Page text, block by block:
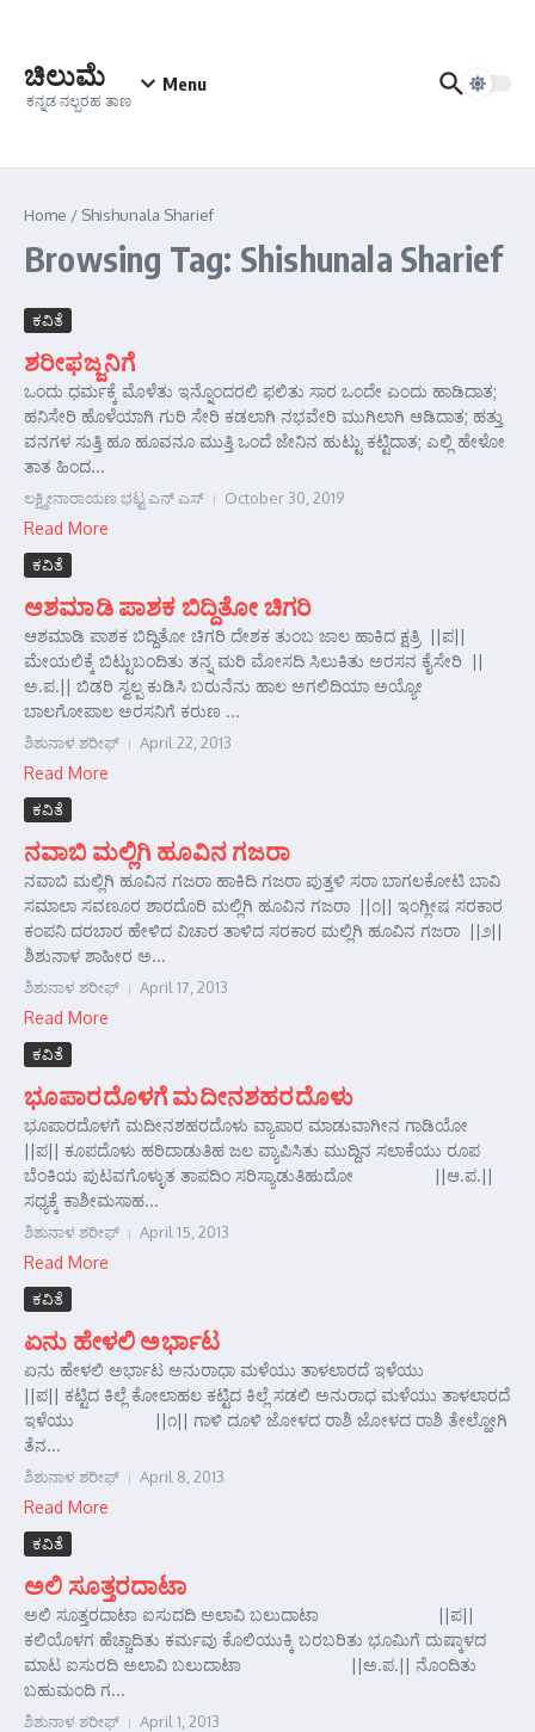
ಚಿಲುಮೆ
ಕನ್ನಡ ನಲ್ಬರಹ ತಾಣ
Menu
Home / Shishunala Sharief
Browsing Tag: Shishunala Sharief
ಕವಿತೆ
ಶರೀಫಜ್ಜನಿಗೆ
ಒಂದು ಧರ್ಮಕ್ಕೆ ಮೊಳೆತು ಇನ್ನೊಂದರಲಿ ಫಲಿತು ಸಾರ ಒಂದೇ ಎಂದು ಹಾಡಿದಾತ;
ಹನಿಸೇರಿ ಹೊಳೆಯಾಗಿ ಗುರಿ ಸೇರಿ ಕಡಲಾಗಿ ನಭವೇರಿ ಮುಗಿಲಾಗಿ ಆಡಿದಾತ; ಹತ್ತು
ವನಗಳ ಸುತ್ತಿ ಹೂ ಹೂವನೂ ಮುತ್ತಿ ಒಂದೆ ಜೇನಿನ ಹುಟ್ಟು ಕಟ್ಟಿದಾತ; ಎಲ್ಲಿ ಹೇಳೋ
ತಾತ ಹಿಂದ...
ಲಕ್ಷ್ಮೀನಾರಾಯಣ ಭಟ್ಟ ಎನ್ ಎಸ್ October 30, 2019
Read More
ಕವಿತೆ
ಆಶಮಾಡಿ ಪಾಶಕ ಬಿದ್ದಿತೋ ಚಿಗರಿ
ಆಶಮಾಡಿ ಪಾಶಕ ಬಿದ್ದಿತೋ ಚಿಗರಿ ದೇಶಕ ತುಂಬ ಜಾಲ ಹಾಕಿದ ಕ್ಷತ್ರಿ ||ಪ||
ಮೇಯಲಿಕ್ಕೆ ಬಿಟ್ಟುಬಂದಿತು ತನ್ನ ಮರಿ ಮೋಸದಿ ಸಿಲುಕಿತು ಅರಸನ ಕೈಸೇರಿ ||
ಅ.ಪ.|| ಬಿಡರಿ ಸ್ವಲ್ಪ ಕುಡಿಸಿ ಬರುನೆನು ಹಾಲ ಅಗಲಿದಿಯಾ ಅಯ್ಯೋ
ಬಾಲಗೋಪಾಲ ಅರಸನಿಗೆ ಕರುಣ ...
ಶಿಶುನಾಳ ಶರೀಫ್ April 22, 2013
Read More
ಕವಿತೆ
ನವಾಬಿ ಮಲ್ಲಿಗಿ ಹೂವಿನ ಗಜರಾ
ನವಾಬಿ ಮಲ್ಲಿಗಿ ಹೂವಿನ ಗಜರಾ ಹಾಕಿದಿ ಗಜರಾ ಪುತ್ತಳಿ ಸರಾ ಬಾಗಲಕೋಟಿ ಬಾವಿ
ಸಮಾಲಾ ಸವಣೂರ ಶಾರದೊರಿ ಮಲ್ಲಿಗಿ ಹೂವಿನ ಗಜರಾ ||೧|| ಇಂಗ್ಲೀಷ ಸರಕಾರ
ಕಂಪನಿ ದರಬಾರ ಹೇಳಿದ ವಿಚಾರ ತಾಳಿದ ಸರಕಾರ ಮಲ್ಲಿಗಿ ಹೂವಿನ ಗಜರಾ ||೨||
ಶಿಶುನಾಳ ಶಾಹೀರ ಅ...
ಶಿಶುನಾಳ ಶರೀಫ್ April 17, 2013
Read More
ಕವಿತೆ
ಭೂಪಾರದೊಳಗೆ ಮದೀನಶಹರದೊಳು
ಭೂಪಾರದೊಳಗೆ ಮದೀನಶಹರದೊಳು ವ್ಯಾಪಾರ ಮಾಡುವಾಗೀನ ಗಾಡಿಯೋ
||ಪ|| ಕೂಪದೊಳು ಹರಿದಾಡುತಿಹ ಜಲ ವ್ಯಾಪಿಸಿತು ಮುದ್ದಿನ ಸಲಾಕೆಯು ರೂಪ
ಬೆಂಕಿಯ ಪುಟವಗೊಳ್ಳುತ ತಾಪದಿಂ ಸರಿಸ್ಯಾಡುತಿಹುದೋ ||ಆ.ಪ.||
ಸಧ್ಯಕ್ಕೆ ಕಾಶೀಮಸಾಹ...
ಶಿಶುನಾಳ ಶರೀಫ್ April 15, 2013
Read More
ಕವಿತೆ
ಏನು ಹೇಳಲಿ ಅರ್ಭಾಟ
ಏನು ಹೇಳಲಿ ಅರ್ಭಾಟ ಅನುರಾಧಾ ಮಳೆಯು ತಾಳಲಾರದೆ ಇಳೆಯು
||ಪ|| ಕಟ್ಟಿದ ಕಿಲ್ಲೆ ಕೋಲಾಹಲ ಕಟ್ಟಿದ ಕಿಲ್ಲೆ ಸಡಲಿ ಅನುರಾಧ ಮಳೆಯು ತಾಳಲಾರದೆ
ಇಳೆಯು ||೧|| ಗಾಳಿ ದೂಳಿ ಜೋಳದ ರಾಶಿ ಜೋಳದ ರಾಶಿ ತೇಲ್ಹೋಗಿ
ತೆನ...
ಶಿಶುನಾಳ ಶರೀಫ್ April 8, 2013
Read More
ಕವಿತೆ
ಅಲಿ ಸೂತ್ತರದಾಟಾ
ಅಲಿ ಸೂತ್ತರದಾಟಾ ಐಸುದದಿ ಅಲಾವಿ ಬಲುದಾಟಾ ||ಪ||
ಕಲಿಯೊಳಗ ಹೆಚ್ಚಾದಿತು ಕರ್ಮವು ಕೊಲಿಯುಕ್ಕಿ ಬರಬರಿತು ಭೂಮಿಗೆ ದುಷ್ಕಾಳದ
ಮಾಟ ಐಸುರದಿ ಅಲಾವಿ ಬಲುದಾಟಾ ||ಅ.ಪ.|| ನೊಂದಿತು
ಬಹುಮಂದಿ ಗ...
ಶಿಶುನಾಳ ಶರೀಫ್ April 1, 2013